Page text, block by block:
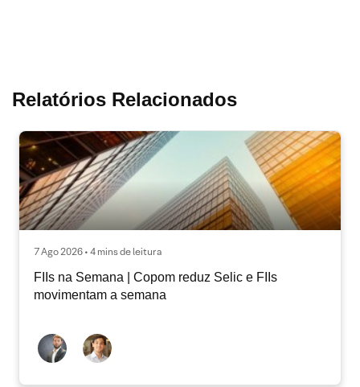
Relatórios Relacionados
7 Ago 2026 • 4 mins de leitura
FIIs na Semana | Copom reduz Selic e FIIs
movimentam a semana